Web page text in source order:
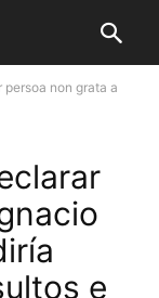
non grata a
e